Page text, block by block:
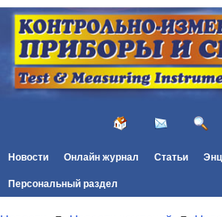
Новости Онлайн журнал Статьи
Персональный раздел